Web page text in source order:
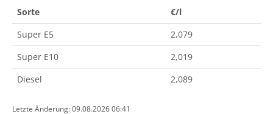
Sorte
€/l
Super E5
2,079
Super E10
2,019
Diesel
2,089
Letzte Änderung: 09.08.2026 06:41